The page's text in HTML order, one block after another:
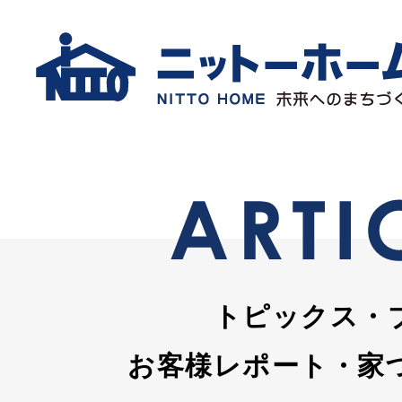
トピックス・
お客様レポート・家